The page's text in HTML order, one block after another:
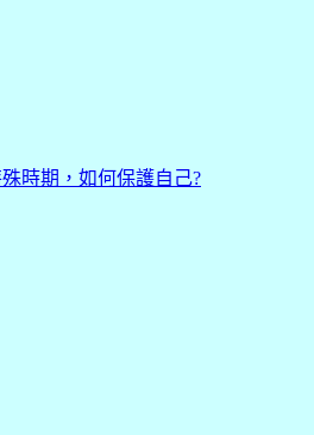
時期，如何保護自己?